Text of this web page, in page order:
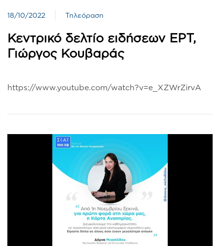
18/10/2022 Τηλεόραση
Κεντρικό δελτίο ειδήσεων ΕΡΤ,
Γιώργος Κουβαράς
https://www.youtube.com/watch?v=e_XZWrZirvA